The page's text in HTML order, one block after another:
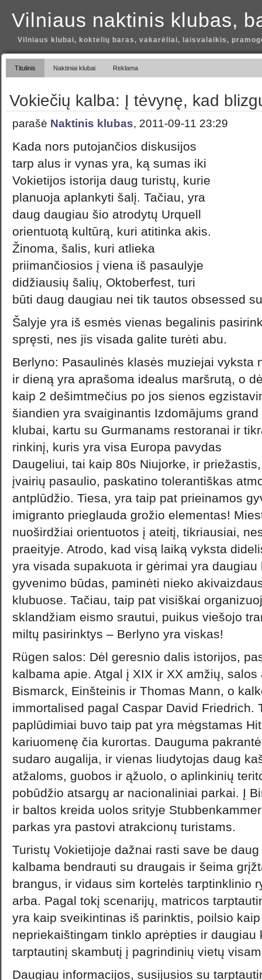
Vilniaus naktinis klubas,
Vilniaus klubai, koktelių baras, vakarėliai, laisvalaikis,
Titulinis Naktiniai klubai Reklama
Vokiečių kalba: Į tėvynę, kad
parašė Naktinis klubas, 2011-09-11 23:29
Kada nors putojančios diskusijos
tarp alus ir vynas yra, ką sumas iki
Vokietijos istorija daug turistų, kurie
planuoja aplankyti šalį. Tačiau, yra
daug daugiau šio atrodytų Urquell
orientuotą kultūrą, kuri atitinka akis.
Žinoma, šalis, kuri atlieka
priimančiosios į viena iš pasaulyje
didžiausių šalių, Oktoberfest, turi
būti daug daugiau nei tik tautos obsessed
Šalyje yra iš esmės vienas begalinis
spręsti, nes jis visada galite turėti abu.
Berlyno: Pasaulinės klasės muziejai vyksta
ir dieną yra aprašoma idealus maršrutą, o
kaip 2 dešimtmečius po jos sienos
šiandien yra svaiginantis Izdomājums
klubai, kartu su Gurmanams restoranai ir
rinkinį, kuris yra visa Europa pavydas
Daugeliui, tai kaip 80s Niujorke, ir
įvairių pasaulio, paskatino tolerantiškas
antplūdžio. Tiesa, yra taip pat prieinamos
imigranto prieglauda grožio elementas!
nuoširdžiai orientuotos į ateitį, tikriausiai,
praeityje. Atrodo, kad visą laiką vyksta
yra visada supakuota ir gėrimai yra
gyvenimo būdas, paminėti nieko
klubuose. Tačiau, taip pat visiškai
sklandžiam eismo srautui, puikus viešojo
miltų pasirinktys – Berlyno yra viskas!
Rügen salos: Dėl geresnio dalis istorijos,
kalbama apie. Atgal į XIX ir XX amžių,
Bismarck, Einšteinis ir Thomas Mann, o
immortalised pagal Caspar David Friedrich.
paplūdimiai buvo taip pat yra mėgstamas
kariuomenę čia kurortas. Dauguma
sudaro augalija, ir vienas liudytojas daug
atžaloms, guobos ir ąžuolo, o aplinkinių
pobūdžio atsargų ar nacionaliniai parkai. Į
ir baltos kreida uolos srityje
parkas yra pastovi atrakcionų turistams.
Turistų Vokietijoje dažnai rasti save be
kalbama bendrauti su draugais ir šeima
brangus, ir vidaus sim kortelės tarptinklinio
arba. Pagal tokį scenarijų, matricos
yra kaip sveikintinas iš parinktis, poilsio
nepriekaištingam tinklo aprėpties ir daugiau
tarptautinį skambutį į pagrindinių vietų
Daugiau informacijos, susijusios su